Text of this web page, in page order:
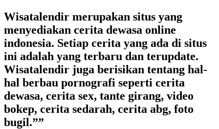
Wisatalendir merupakan situs yang
menyediakan cerita dewasa online
indonesia. Setiap cerita yang ada di situs
ini adalah yang terbaru dan terupdate.
Wisatalendir juga berisikan tentang hal-
hal berbau pornografi seperti cerita
dewasa, cerita sex, tante girang, video
bokep, cerita sedarah, cerita abg, foto
bugil.””